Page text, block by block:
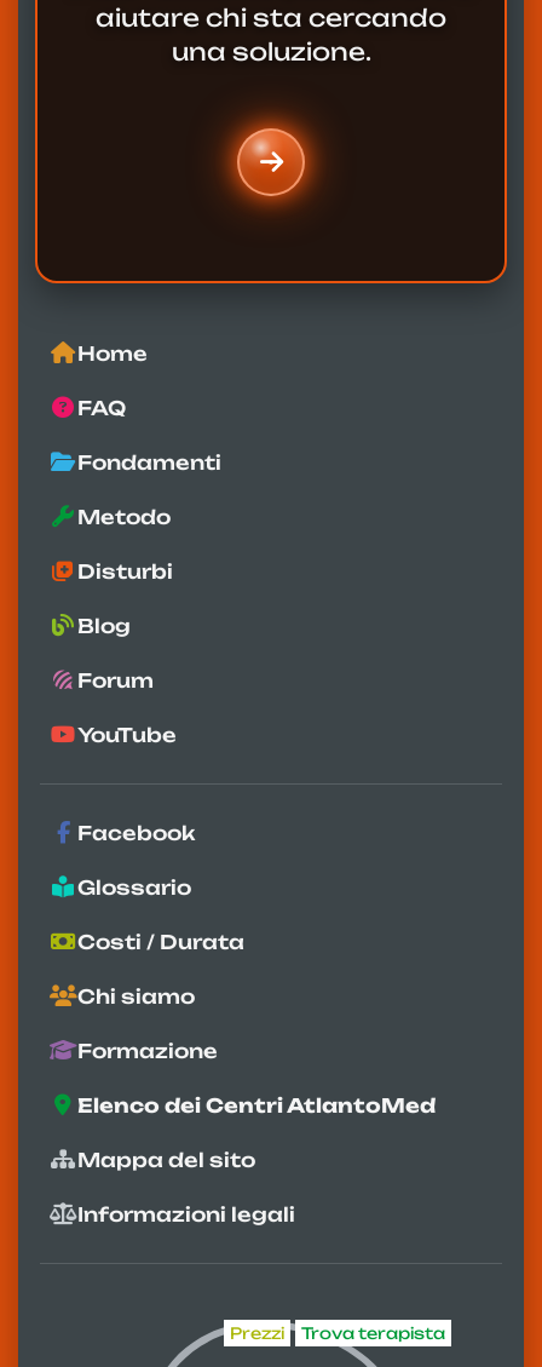
aiutare chi sta cercando
una soluzione.
Home
FAQ
Fondamenti
Metodo
Disturbi
Blog
Forum
YouTube
Facebook
Glossario
Costi / Durata
Chi siamo
Formazione
Elenco dei Centri AtlantoMed
Mappa del sito
Informazioni legali
Prezzi Trova terapista